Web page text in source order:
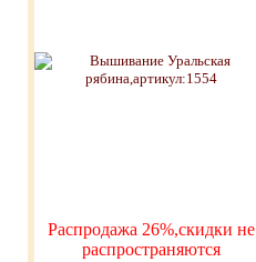
Распродажа 26%,скидки не
распространяются